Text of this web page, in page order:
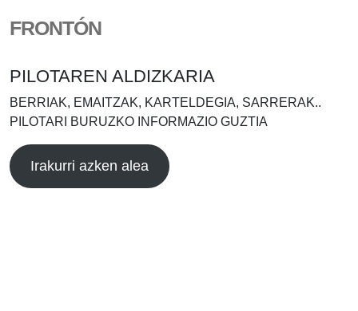
FRONTÓN
PILOTAREN ALDIZKARIA
BERRIAK, EMAITZAK, KARTELDEGIA, SARRERAK..
PILOTARI BURUZKO INFORMAZIO GUZTIA
Irakurri azken alea